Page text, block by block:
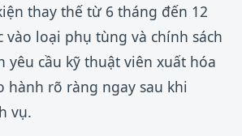
thay thế từ 6 tháng đến 12
loại phụ tùng và chính sách
yêu cầu kỹ thuật viên xuất hóa
hành rõ ràng ngay sau khi
vụ.